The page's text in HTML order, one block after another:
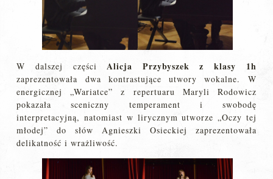
W dalszej części Alicja Przybyszek z klasy 1h
zaprezentowała dwa kontrastujące utwory wokalne. W
energicznej „Wariatce” z repertuaru Maryli Rodowicz
pokazała sceniczny temperament i swobodę
interpretacyjną, natomiast w lirycznym utworze „Oczy tej
młodej” do słów Agnieszki Osieckiej zaprezentowała
delikatność i wrażliwość.